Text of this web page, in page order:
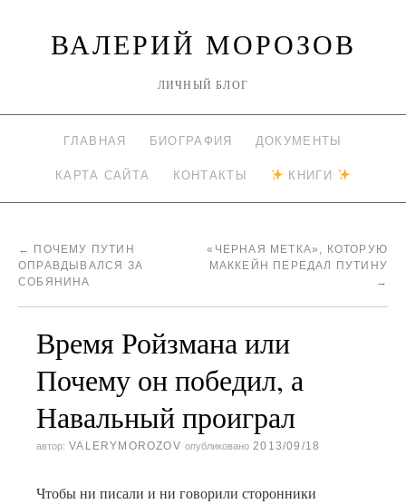
ВАЛЕРИЙ МОРОЗОВ
ЛИЧНЫЙ БЛОГ
ГЛАВНАЯ БИОГРАФИЯ ДОКУМЕНТЫ
КАРТА САЙТА КОНТАКТЫ КНИГИ
←
ПОЧЕМУ ПУТИН
ОПРАВДЫВАЛСЯ ЗА
СОБЯНИНА
«ЧЕРНАЯ МЕТКА», КОТОРУЮ
МАККЕЙН ПЕРЕДАЛ ПУТИНУ
→
Время Ройзмана или
Почему он победил, а
Навальный проиграл
автор: VALERYMOROZOV опубликовано 2013/09/18
Чтобы ни писали и ни говорили сторонники